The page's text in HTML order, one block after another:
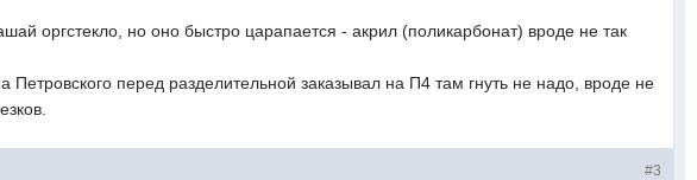
оргстекло, но оно быстро царапается - акрил (поликарбонат) вроде не так
Петровского перед разделительной заказывал на П4 там гнуть не надо, вроде не
#3